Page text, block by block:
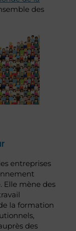
des
entreprises
Elle mène des
la formation
des